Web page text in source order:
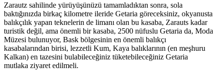
Zarautz sahilinde yürüyüşünüzü tamamladıktan sonra, sola
baktığınızda birkaç kilometre ileride Getaria göreceksiniz, okyanusta
balıkçılık yapan teknelerin de limanı olan bu kasaba, Zarauts kadar
turistik değil, ama önemli bir kasaba, 2500 nüfuslu Getaria da, Moda
Müzesi bulunuyor, Bask bölgesinin en önemli balıkçı
kasabalarından birisi, lezzetli Kum, Kaya balıklarının (en meşhuru
Kalkan) en tazesini bulabileceğiniz tüketebileceğiniz Getaria
mutlaka ziyaret edilmeli.